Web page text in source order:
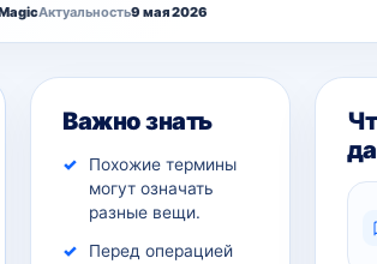
Актуальность9 мая 2026
Важно знать
Похожие термины
могут означать
разные вещи.
Перед операцией